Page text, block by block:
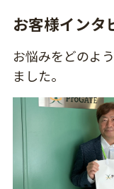
お客様インタ
お悩みをどのよ
ました。